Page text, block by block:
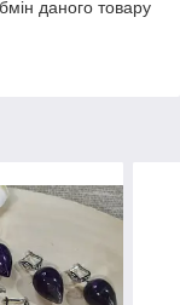
даного товару